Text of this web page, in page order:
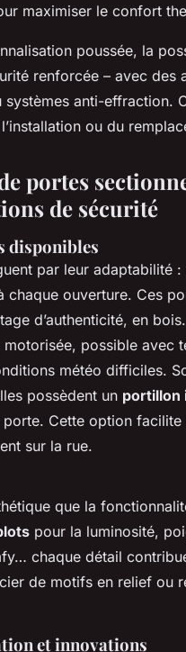
maximiser le confort
poussée, la
renforcée – avec des
anti-effraction.
ou du
portes
de sécurité
disponibles
par leur adaptabilité
chaque ouverture. Ces
d’authenticité, en
motorisée, possible avec
météo difficiles.
possèdent un portillon
Cette option
sur la rue.
que la
pour la luminosité,
chaque détail
de motifs en relief ou
et innovations